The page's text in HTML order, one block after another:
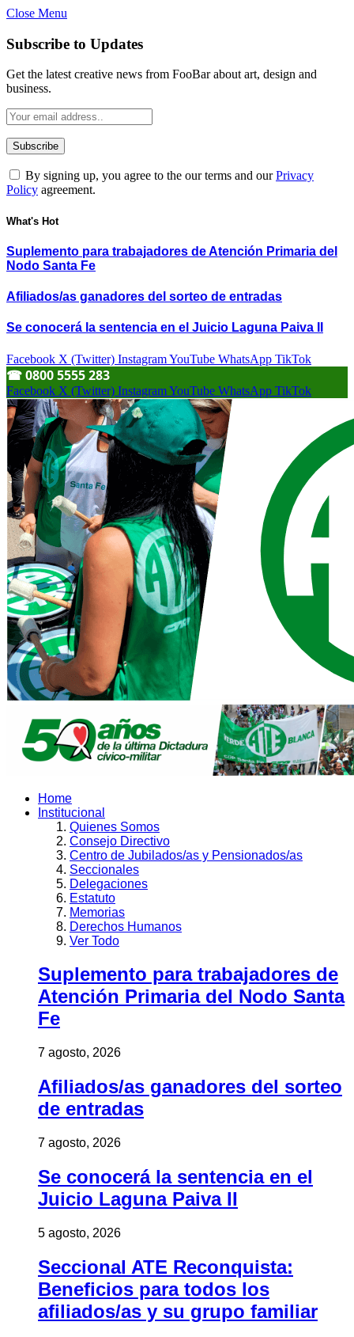
Close Menu
Subscribe to Updates
Get the latest creative news from FooBar about art, design and
business.
By signing up, you agree to the our terms and ourPrivacy
Policy agreement.
What's Hot
Suplemento para trabajadores de Atención Primaria del
Nodo Santa Fe
Afiliados/as ganadores del sorteo de entradas
Se conocerá la sentencia en el Juicio Laguna Paiva II
Facebook X (Twitter) InstagramYouTube WhatsApp TikTok
☎︎ 0800 5555 283
Facebook X (Twitter) InstagramYouTube WhatsApp TikTok
Home
Institucional
Quienes Somos
Consejo Directivo
Centro de Jubilados/as y Pensionados/as
Seccionales
Delegaciones
Estatuto
Memorias
Derechos Humanos
Ver Todo
Suplemento para trabajadores de
Atención Primaria del Nodo Santa
Fe
7 agosto, 2026
Afiliados/as ganadores del sorteo
de entradas
7 agosto, 2026
Se conocerá la sentencia en el
Juicio Laguna Paiva II
5 agosto, 2026
Seccional ATE Reconquista:
Beneficios para todos los
afiliados/as y su grupo familiar